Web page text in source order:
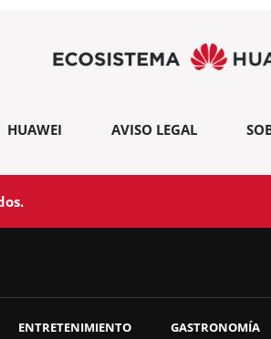
HUAWEI AVISO LEGAL
ENTRETENIMIENTO
GASTRONOMÍA